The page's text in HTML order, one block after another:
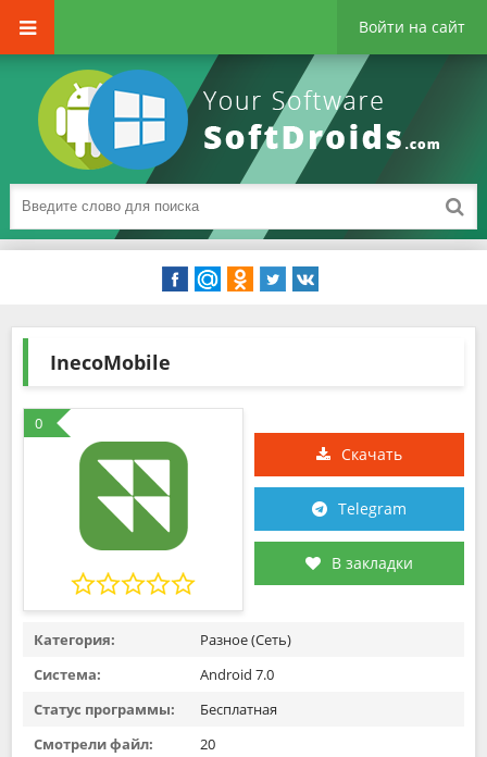
Войти на сайт
InecoMobile
0
Скачать
Telegram
В закладки
Категория:
Разное (Сеть)
Система:
Android 7.0
Статус программы:
Бесплатная
Смотрели файл:
20